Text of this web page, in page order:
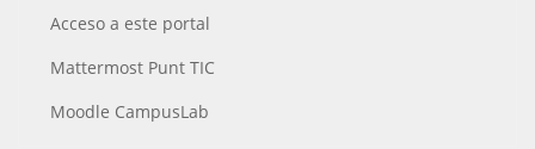
Acceso a este portal
Mattermost Punt TIC
Moodle CampusLab